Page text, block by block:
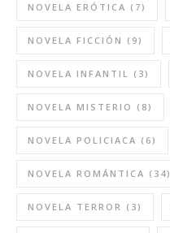
NOVELA ERÓTICA (7)
NOVELA FICCIÓN (9)
NOVELA INFANTIL (3)
NOVELA MISTERIO (8)
NOVELA POLICIACA (6)
NOVELA ROMÁNTICA (34)
NOVELA TERROR (3)